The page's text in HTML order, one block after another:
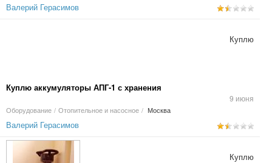
Валерий Герасимов
Куплю аккумуляторы АПГ-1 с хранения
9 июня
Оборудование / Отопительное и насосное / Москва
Куплю
Валерий Герасимов
Куплю